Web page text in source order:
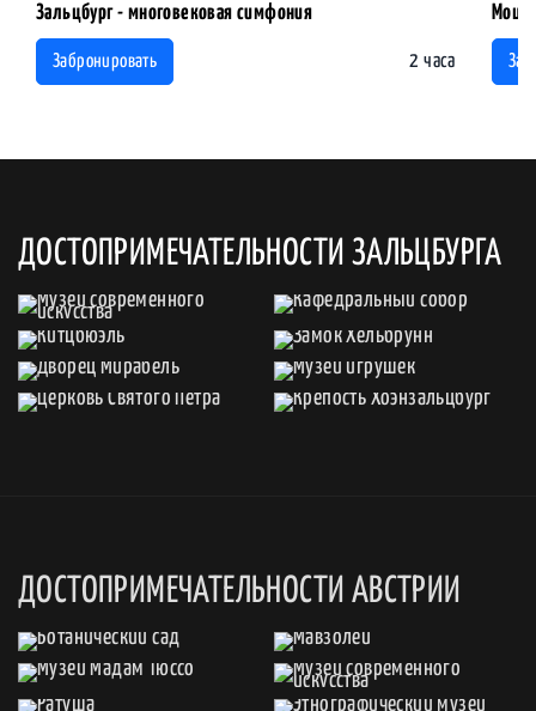
Зальцбург - многовековая симфония
Забронировать 2 часа
ДОСТОПРИМЕЧАТЕЛЬНОСТИ ЗАЛЬЦБУРГА
ДОСТОПРИМЕЧАТЕЛЬНОСТИ АВСТРИИ